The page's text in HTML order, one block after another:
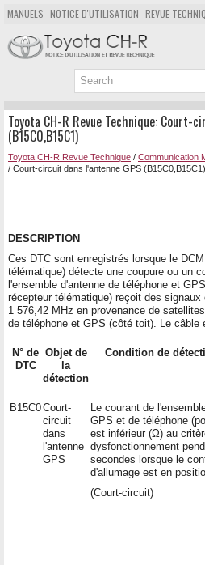
MANUELS NOTICE D'UTILISATION REVUE
POPULAIRE
PLAN DU SITE CHERCHER
Toyota CH-R Revue Technique: Court-
(B15C0,B15C1)
Toyota CH-R Revue Technique / Communication
/ Court-circuit dans l'antenne GPS (B15C0,B15C1)
DESCRIPTION
Ces DTC sont enregistrés lorsque le
télématique) détecte une coupure ou un
l'ensemble d'antenne de téléphone et
récepteur télématique) reçoit des
1 576,42 MHz en provenance de
de téléphone et GPS (côté toit). Le câble
N° de
DTC
Objet de
la
détection
Condition de
B15C0Court-
circuit
dans
l'antenne
GPS
Le courant de
GPS et de téléphone
est inférieur (Ω) au
dysfonctionnement
secondes lorsque le
d'allumage est en
(Court-circuit)